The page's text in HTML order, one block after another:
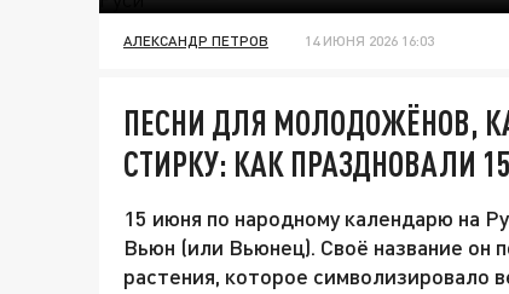
АЛЕКСАНДР ПЕТРОВ 14 ИЮНЯ 2026 16:03
ПЕСНИ ДЛЯ МОЛОДОЖЁНОВ,
СТИРКУ: КАК ПРАЗДНОВАЛИ
15 июня по народному календарю на
Вьюн (или Вьюнец). Своё название он
растения, которое символизировало